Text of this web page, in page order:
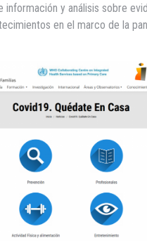
información y análisis sobre
en el marco de la